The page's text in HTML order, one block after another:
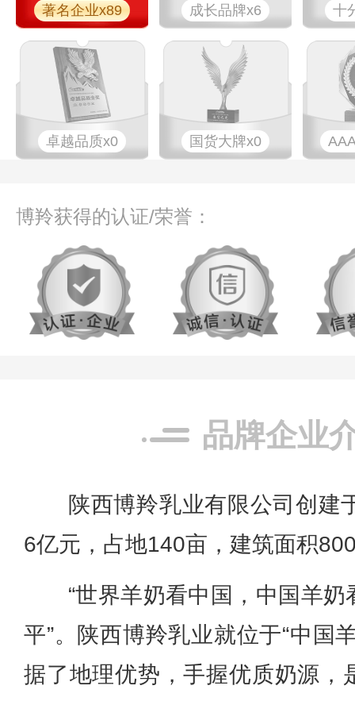
著名企业x89 成长品牌x6 十
卓越品质x0 国货大牌x0
博羚获得的认证/荣誉：
品牌企业
陕西博羚乳业有限公司创建
6亿元，占地140亩，建筑面积
“世界羊奶看中国，中国羊
平”。陕西博羚乳业就位于“中国
据了地理优势，手握优质奶源，